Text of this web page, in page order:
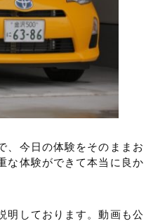
、今日の体験をそのままお
な体験ができて本当に良か
明しております。動画も公